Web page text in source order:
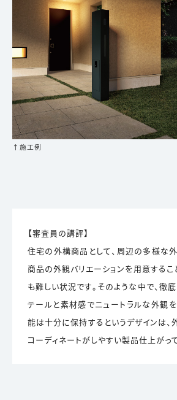
↑施工例
【審査員の講評】
住宅の外構商品として、周辺の多様な
商品の外観バリエーションを用意するこ
も難しい状況です。そのような中で、徹
テールと素材感でニュートラルな外観を
能は十分に保持するというデザインは、
コーディネートがしやすい製品仕上がっ